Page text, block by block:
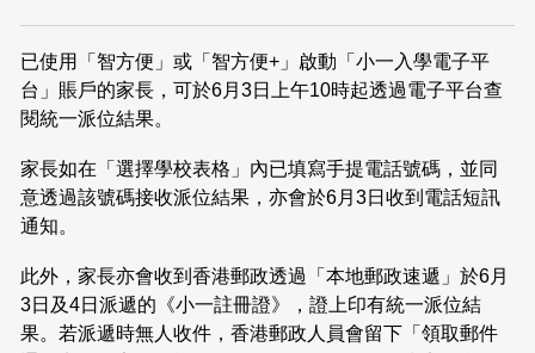
已使用「智方便」或「智方便+」啟動「小一入學電子平
台」賬戶的家長，可於6月3日上午10時起透過電子平台查
閱統一派位結果。
家長如在「選擇學校表格」內已填寫手提電話號碼，並同
意透過該號碼接收派位結果，亦會於6月3日收到電話短訊
通知。
此外，家長亦會收到香港郵政透過「本地郵政速遞」於6月
3日及4日派遞的《小一註冊證》，證上印有統一派位結
果。若派遞時無人收件，香港郵政人員會留下「領取郵件